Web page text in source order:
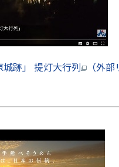
跡」 提灯大行列
（外部